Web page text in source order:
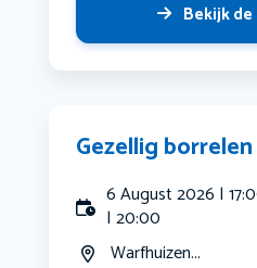
Bekijk
Gezellig
6 August 2026 |
| 20:00
Warfhuizen...